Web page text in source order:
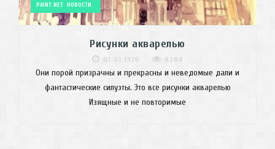
PAINT.NET НОВОСТИ
Рисунки акварелью
01.01.1970 8284
Они порой призрачны и прекрасны и неведомые дали и
фантастические силуэты. Это все рисунки акварелью
Изящные и не повторимые